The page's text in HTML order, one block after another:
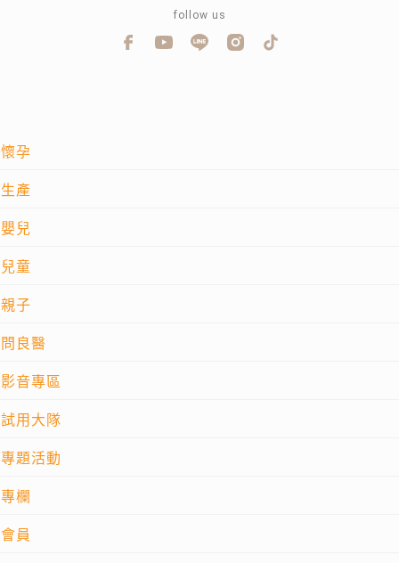
懷孕
生產
嬰兒
兒童
親子
問良醫
影音專區
試用大隊
專題活動
專欄
會員
follow us